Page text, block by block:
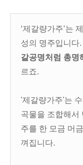
‘제갈량가주’는
성의 명주입니다
갈공명처럼 총명
르죠.
'제갈량가주'는
곡물을 조합해서
주를 한 모금 머
껴집니다.